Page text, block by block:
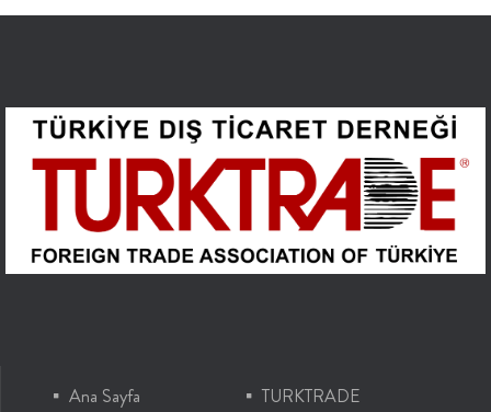
Ana Sayfa
TURKTRADE